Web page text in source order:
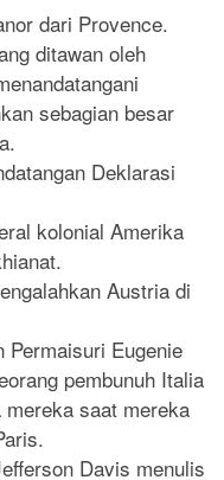
dari Provence.
ditawan oleh
sebagian besar
Deklarasi
kolonial Amerika
Austria di
Permaisuri Eugenie
pembunuh Italia
saat mereka
Davis menulis